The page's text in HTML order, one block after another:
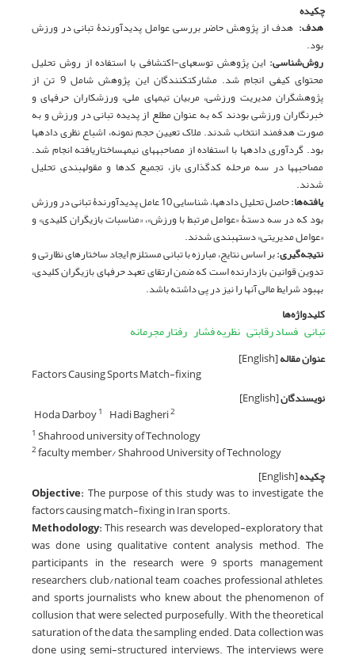
چکیده
هدف: هدف از پژوهش حاضر بررسی عوامل پدیدآورندۀ تبانی در ورزش
بود.
روش‌شناسی: این پژوهش توسعه­ای-اکتشافی با استفاده از روش تحلیل
محتوای کیفی انجام شد. مشارکت­کنندگان این پژوهش شامل 9 تن از
پژوهشگران مدیریت ورزشی، مربیان تیم­های ملی، ورزشکاران حرفه­ای و
خبرنگاران ورزشی بودند که به عنوان مطلع از پدیده تبانی در ورزش و به
صورت هدفمند انتخاب شدند. ملاک تعیین حجم نمونه، اشباع نظری داده­ها
بود. گردآوری داده­ها با استفاده از مصاحبه­های نیمه­ساختاریافته انجام شد.
مصاحبه­ها در سه مرحله کدگذاری باز، تجمیع کدها و مقوله­بندی تحلیل
شدند.
یافته‌ها:
حاصل تحلیل داده­ها، شناسایی 10 عامل پدیدآورندۀ تبانی در ورزش
بود که در سه دستۀ «عوامل مرتبط با ورزش»، «مناسبات بازیگران کلیدی» و
«عوامل مدیریتی» دسته­بندی شدند.
نتیجه‌گیری:بر اساس نتایج، مبارزه با تبانی مستلزم ایجاد ساختارهای نظارتی و
تدوین قوانین بازدارنده است که ضمن ارتقای تعهد حرفه­ای بازیگران کلیدی،
بهبود شرایط مالی آنها را نیز در پی داشته باشد.
کلیدواژه‌ها
تبانی فساد رقابتی نظریه فشار رفتار مجرمانه
عنوان مقاله[English]
Factors Causing Sports Match-fixing
نویسندگان[English]
Hoda Darboy1 Hadi Bagheri2
1 Shahrood university of Technology
2faculty member/ Shahrood University of Technology
چکیده[English]
Objective: The purpose of this study was to investigate the
factors causing match-fixing in Iran sports.
Methodology:This research was developed-exploratory that
was done using qualitative content analysis method. The
participants in the research were 9 sports management
researchers, club/national team coaches, professional athletes,
and sports journalists who knew about the phenomenon of
collusion that were selected purposefully. With the theoretical
saturation of the data, the sampling ended. Data collection was
done using semi-structured interviews. The interviews were